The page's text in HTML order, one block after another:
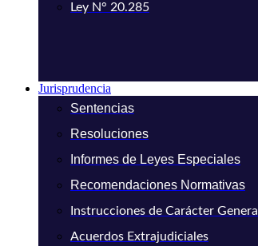
Ley N° 20.285
Jurisprudencia
Sentencias
Resoluciones
Informes de Leyes Especiales
Recomendaciones Normativas
Instrucciones de Carácter General
Acuerdos Extrajudiciales